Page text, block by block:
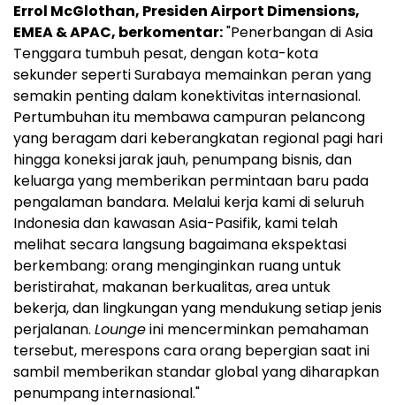
Errol McGlothan, Presiden Airport Dimensions,
EMEA & APAC, berkomentar:"Penerbangan di Asia
Tenggara tumbuh pesat, dengan kota-kota
sekunder seperti Surabaya memainkan peran yang
semakin penting dalam konektivitas internasional.
Pertumbuhan itu membawa campuran pelancong
yang beragam dari keberangkatan regional pagi hari
hingga koneksi jarak jauh, penumpang bisnis, dan
keluarga yang memberikan permintaan baru pada
pengalaman bandara. Melalui kerja kami di seluruh
Indonesia dan kawasan Asia-Pasifik, kami telah
melihat secara langsung bagaimana ekspektasi
berkembang: orang menginginkan ruang untuk
beristirahat, makanan berkualitas, area untuk
bekerja, dan lingkungan yang mendukung setiap jenis
perjalanan. Loungeini mencerminkan pemahaman
tersebut, merespons cara orang bepergian saat ini
sambil memberikan standar global yang diharapkan
penumpang internasional."